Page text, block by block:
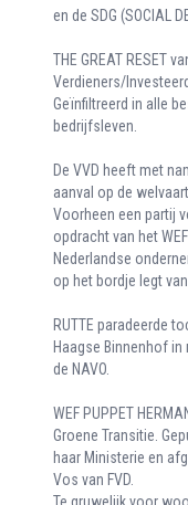
en de SDG (SOCIAL
THE GREAT RESET
Verdieners/
Geïnfiltreerd in alle
bedrijfsleven.
De VVD heeft met
aanval op de
Voorheen een partij
opdracht van het
Nederlandse
op het bordje legt
RUTTE paradeerde
Haagse Binnenhof
de NAVO.
WEF PUPPET
Groene Transitie.
haar Ministerie en
Vos van FVD.